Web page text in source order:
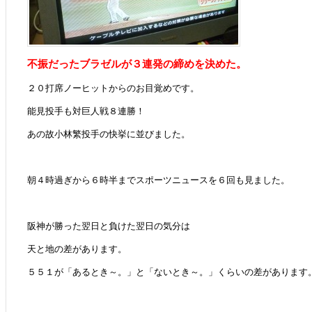
不振だったブラゼルが３連発の締めを決めた。
２ ０ 打席ノーヒットからのお目覚めです。
能見投手も対巨人戦８連勝！
あの故小林繁投手の快挙に並びました。
朝４時過ぎから６時半までスポーツニュースを６回も見ました。
阪神が勝った翌日と負けた翌日の気分は
天と地の差があります。
５５１が「あるとき～。」と「ないとき～。」くらいの差があります